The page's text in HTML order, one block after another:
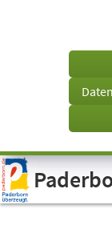
Visuelle
Assistenzsoftware
öffnen.